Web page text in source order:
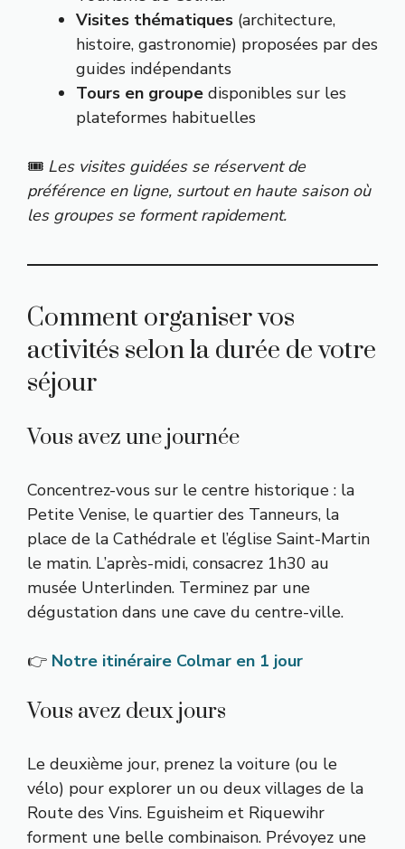
Visites thématiques (architecture,
histoire, gastronomie) proposées par des
guides indépendants
Tours en groupe disponibles sur les
plateformes habituelles
🎟️ Les visites guidées se réservent de
préférence en ligne, surtout en haute saison où
les groupes se forment rapidement.
Comment organiser vos
activités selon la durée de votre
séjour
Vous avez une journée
Concentrez-vous sur le centre historique : la
Petite Venise, le quartier des Tanneurs, la
place de la Cathédrale et l’église Saint-Martin
le matin. L’après-midi, consacrez 1h30 au
musée Unterlinden. Terminez par une
dégustation dans une cave du centre-ville.
👉 Notre itinéraire Colmar en 1 jour
Vous avez deux jours
Le deuxième jour, prenez la voiture (ou le
vélo) pour explorer un ou deux villages de la
Route des Vins. Eguisheim et Riquewihr
forment une belle combinaison. Prévoyez une